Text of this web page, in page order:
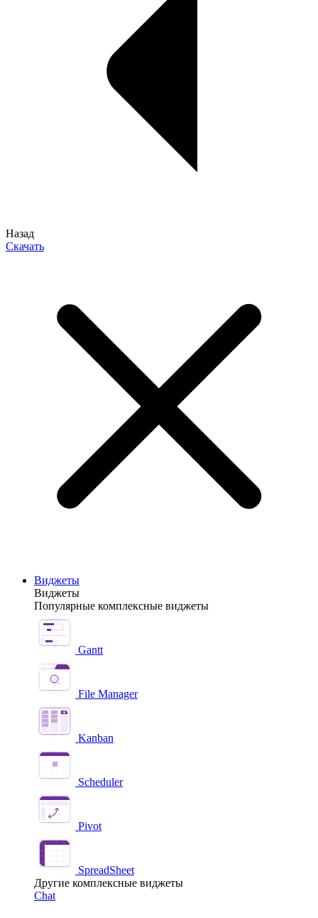
Назад
Скачать
Виджеты
Виджеты
Популярные комплексные виджеты
Gantt
File Manager
Kanban
Scheduler
Pivot
SpreadSheet
Другие комплексные виджеты
Chat